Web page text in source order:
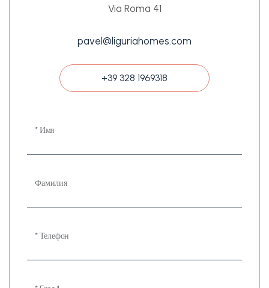
Via Roma 41
pavel@liguriahomes.com
+39 328 1969318
* Имя
Фамилия
* Телефон